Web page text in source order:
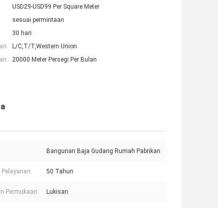
USD29-USD99 Per Square Meter
sesuai permintaan
30 hari
L/C,T/T,Western Union
20000 Meter Persegi Per Bulan
Bangunan Baja Gudang Rumah Pabrikan
Pelayanan: 50 Tahun
Permukaan: Lukisan